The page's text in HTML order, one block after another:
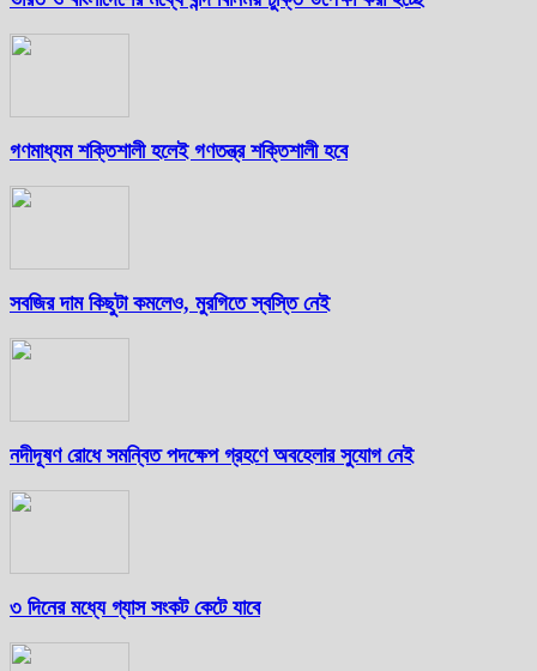
গণমাধ্যম শক্তিশালী হলেই গণতন্ত্র শক্তিশালী হবে
সবজির দাম কিছুটা কমলেও, মুরগিতে স্বস্তি নেই
নদীদূষণ রোধে সমন্বিত পদক্ষেপ গ্রহণে অবহেলার সুযোগ নেই
৩ দিনের মধ্যে গ্যাস সংকট কেটে যাবে